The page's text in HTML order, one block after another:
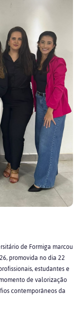
de Formiga marcou
promovida no dia 22
estudantes e
de valorização
contemporâneos da